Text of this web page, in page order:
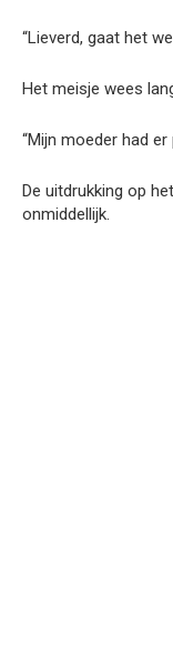
“Lieverd, gaat het
Het meisje wees
“Mijn moeder had er
De uitdrukking op
onmiddellijk.